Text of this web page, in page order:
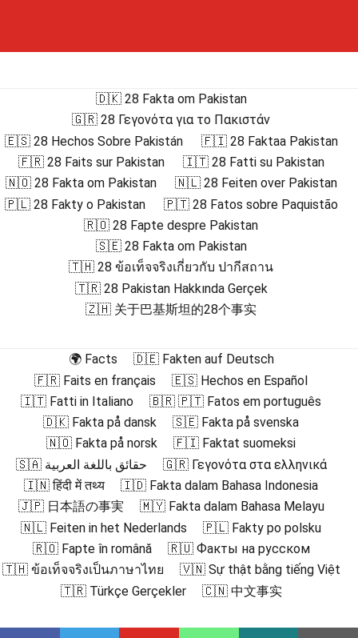
🇩🇰 28 Fakta om Pakistan
🇬🇷 28 Γεγονότα για το Πακιστάν
🇪🇸 28 Hechos Sobre Pakistán
🇫🇮 28 Faktaa Pakistan
🇫🇷 28 Faits sur Pakistan
🇮🇹 28 Fatti su Pakistan
🇳🇴 28 Fakta om Pakistan
🇳🇱 28 Feiten over Pakistan
🇵🇱 28 Fakty o Pakistan
🇵🇹 28 Fatos sobre Paquistão
🇷🇴 28 Fapte despre Pakistan
🇸🇪 28 Fakta om Pakistan
🇹🇭 28 ข้อเท็จจริงเกี่ยวกับ ปากีสถาน
🇹🇷 28 Pakistan Hakkında Gerçek
🇿🇭 关于巴基斯坦的28个事实
🌍 Facts
🇩🇪 Fakten auf Deutsch
🇫🇷 Faits en français
🇪🇸 Hechos en Español
🇮🇹 Fatti in Italiano
🇧🇷 🇵🇹 Fatos em português
🇩🇰 Fakta på dansk
🇸🇪 Fakta på svenska
🇳🇴 Fakta på norsk
🇫🇮 Faktat suomeksi
🇸🇦 حقائق باللغة العربية
🇬🇷 Γεγονότα στα ελληνικά
🇮🇳 हिंदी में तथ्य
🇮🇩 Fakta dalam Bahasa Indonesia
🇯🇵 日本語の事実
🇲🇾 Fakta dalam Bahasa Melayu
🇳🇱 Feiten in het Nederlands
🇵🇱 Fakty po polsku
🇷🇴 Fapte în română
🇷🇺 Факты на русском
🇹🇭 ข้อเท็จจริงเป็นภาษาไทย
🇻🇳 Sự thật bằng tiếng Việt
🇹🇷 Türkçe Gerçekler
🇨🇳 中文事实